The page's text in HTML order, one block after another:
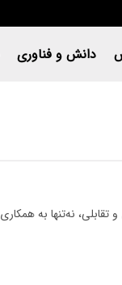
دانش و فناوری
نه‌تنها به همکاری